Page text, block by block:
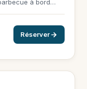
à bord
Réserver